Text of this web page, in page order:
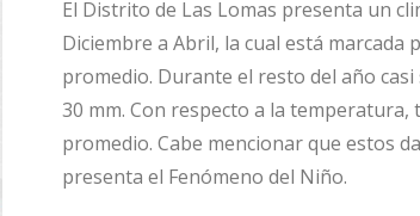
El Distrito de Las Lomas presenta un
Diciembre a Abril, la cual está marcada
promedio. Durante el resto del año
30 mm. Con respecto a la temperatura,
promedio. Cabe mencionar que estos
presenta el Fenómeno del Niño.